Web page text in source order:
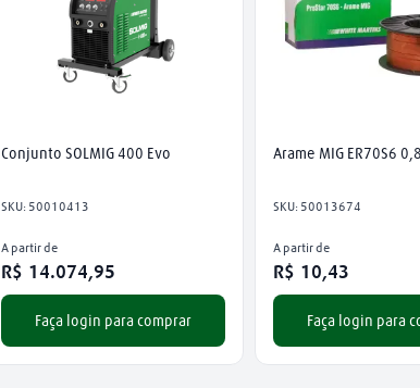
Conjunto SOLMIG 400 Evo
SKU: 50010413
A partir de
R$ 14.074,95
Faça login para comprar
Arame MIG ER70S6
SKU: 50013674
A partir de
R$ 10,43
Faça login para